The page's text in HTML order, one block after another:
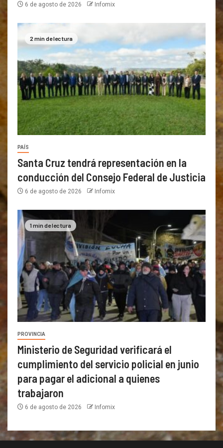
6 de agosto de 2026 Infomix
2 min de lectura
PAÍS
Santa Cruz tendrá representación en la
conducción del Consejo Federal de Justicia
6 de agosto de 2026 Infomix
1 min de lectura
PROVINCIA
Ministerio de Seguridad verificará el
cumplimiento del servicio policial en junio
para pagar el adicional a quienes
trabajaron
6 de agosto de 2026 Infomix